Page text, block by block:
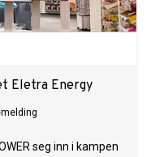
Eletra Energy
seg inn i kampen